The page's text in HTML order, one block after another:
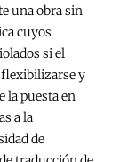
una obra sin
cuyos
si el
flexibilizarse y
la puesta en
a la
de